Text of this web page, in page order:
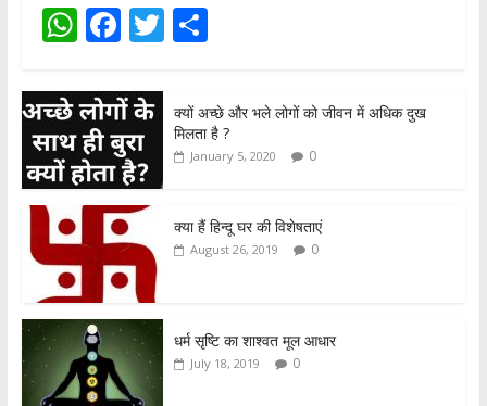
W
at
s
A
p
p
F
e
b
o
o
k
T
itt
er
S
ar
e
क्यों अच्छे और भले लोगों को जीवन में अधिक दुख
मिलता है ?
January 5, 2020 0
क्या हैं हिन्दू घर की विशेषताएं
August 26, 2019 0
धर्म सृष्टि का शाश्वत मूल आधार
July 18, 2019 0